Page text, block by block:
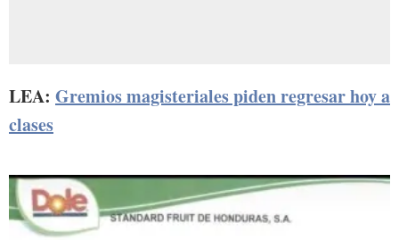
LEA: Gremios magisteriales piden regresar hoy a
clases